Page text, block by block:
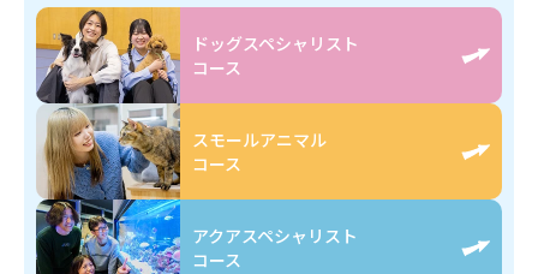
ドッグスペシャリスト
コース
スモールアニマル
コース
アクアスペシャリスト
コース